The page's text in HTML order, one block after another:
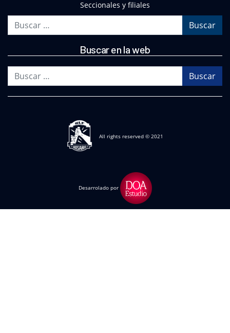
Seccionales y filiales
Buscar en la web
All rights reserved © 2021
Desarrolado por